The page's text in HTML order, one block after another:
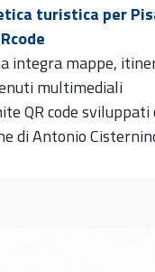
turistica per
integra mappe,
multimediali
QR code sviluppati
di Antonio